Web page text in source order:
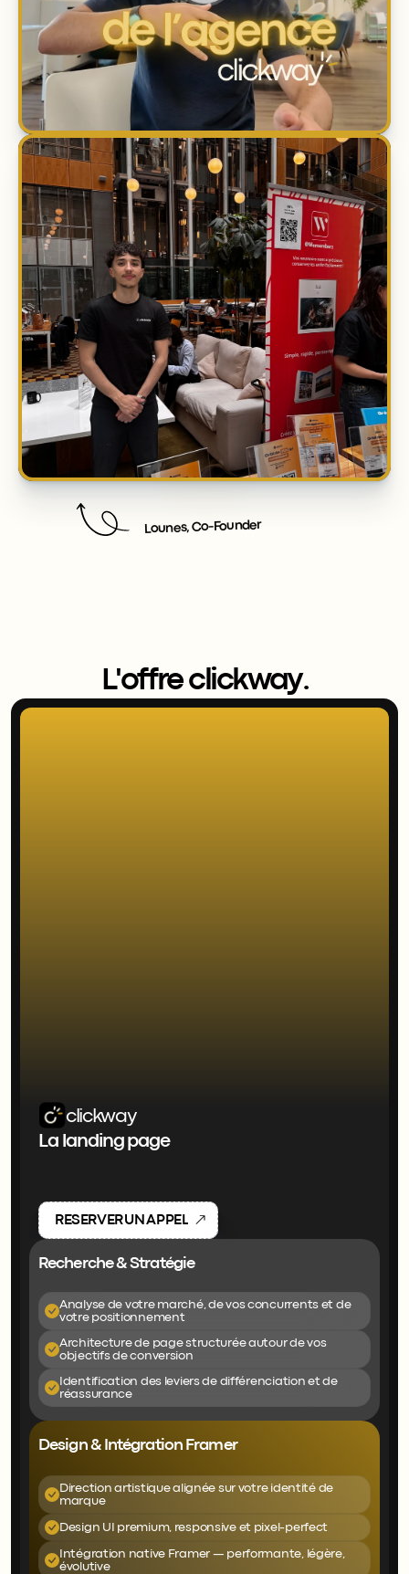
Lounes, Co-Founder
L'offre clickway.
clickway
La landing page
pour impressionner.
RESERV ERU N APPEL
Recherche & Stratégie
Chaque décision design repose sur une intention.
Analyse de votre marché, de vos concurrents et de
votre positionnement
Architecture de page structurée autour de vos
objectifs de conversion
Identification des leviers de différenciation et de
réassurance
Design & Intégration Framer
Un design sur-mesure. Aucun template.
Direction artistique alignée sur votre identité de
marque
Design UI premium, responsive et pixel-perfect
Intégration native Framer — performante, légère,
évolutive